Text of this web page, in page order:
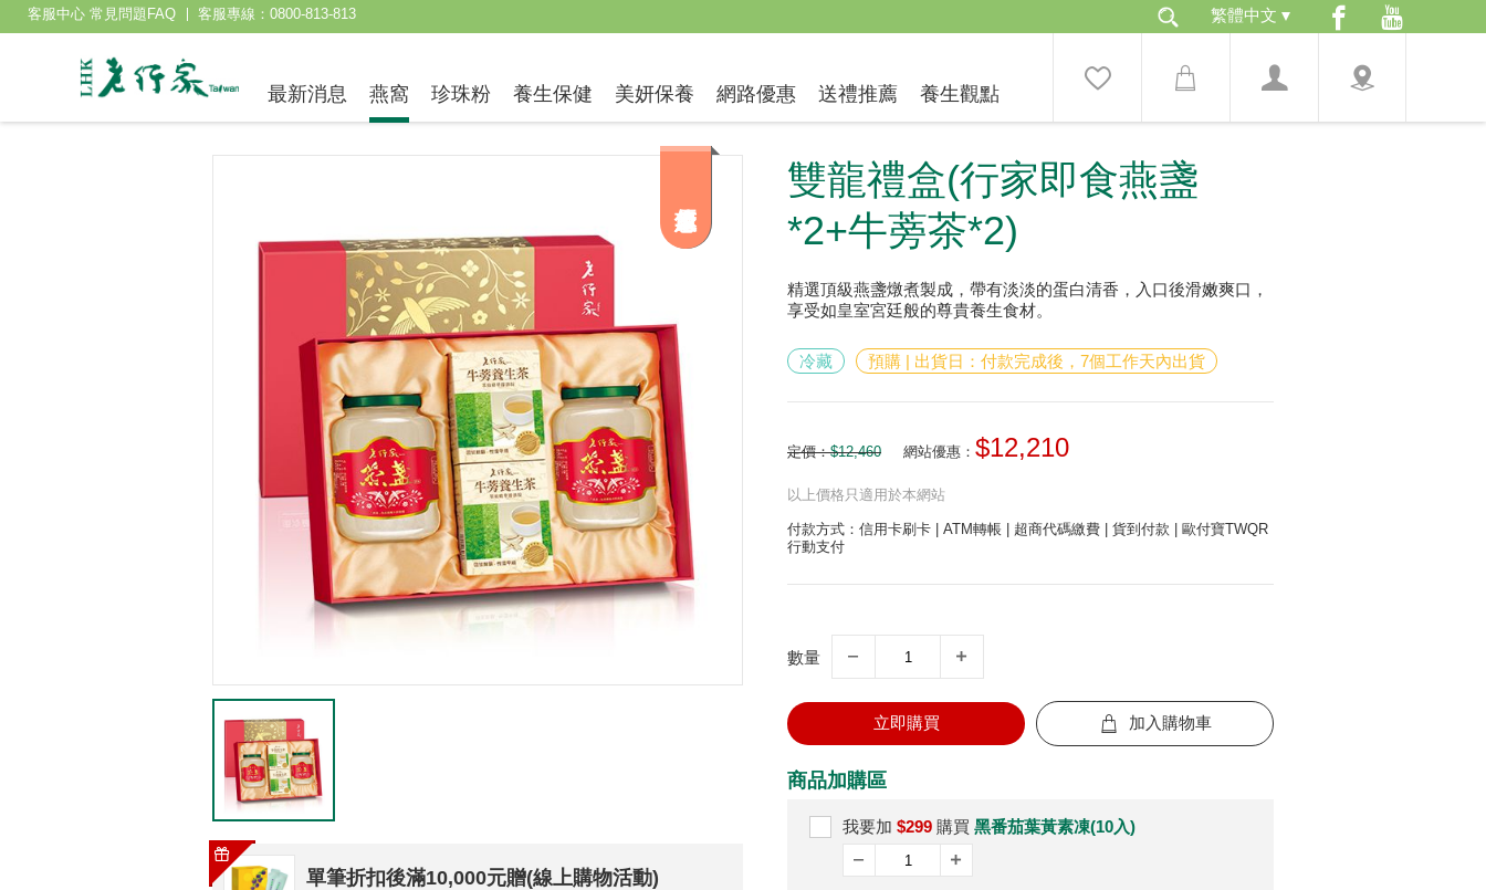
單筆折扣後滿10,000元贈(線上購物活動)
雙龍禮盒(行家即食燕盞
*2+牛蒡茶*2)
精選頂級燕盞燉煮製成，帶有淡淡的蛋白清香，入口後滑嫩爽口，
享受如皇室宮廷般的尊貴養生食材。
冷藏 預購 | 出貨日：付款完成後，7個工作天內出貨
定價：$12,460 網站優惠： $12,210
以上價格只適用於本網站
付款方式：信用卡刷卡 | ATM轉帳 | 超商代碼繳費 | 貨到付款 | 歐付寶TWQR
行動支付
數量
立即購買 加入購物車
商品加購區
我要加 $299 購買 黑番茄葉黃素凍(10入)
最新消息 燕窩 珍珠粉 養生保健 美妍保養 網路優惠 送禮推薦 養生觀點
客服中心 常見問題FAQ 客服專線：0800-813-813